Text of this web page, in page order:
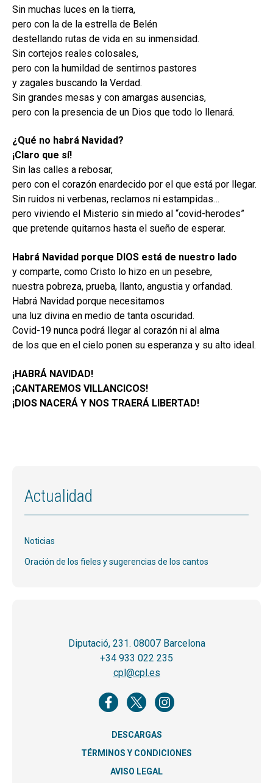
Sin muchas luces en la tierra,
pero con la de la estrella de Belén
destellando rutas de vida en su inmensidad.
Sin cortejos reales colosales,
pero con la humildad de sentirnos pastores
y zagales buscando la Verdad.
Sin grandes mesas y con amargas ausencias,
pero con la presencia de un Dios que todo lo llenará.
¿Qué no habrá Navidad?
¡Claro que sí!
Sin las calles a rebosar,
pero con el corazón enardecido por el que está por llegar.
Sin ruidos ni verbenas, reclamos ni estampidas…
pero viviendo el Misterio sin miedo al “covid-herodes”
que pretende quitarnos hasta el sueño de esperar.
Habrá Navidad porque DIOS está de nuestro lado
y comparte, como Cristo lo hizo en un pesebre,
nuestra pobreza, prueba, llanto, angustia y orfandad.
Habrá Navidad porque necesitamos
una luz divina en medio de tanta oscuridad.
Covid-19 nunca podrá llegar al corazón ni al alma
de los que en el cielo ponen su esperanza y su alto ideal.
¡HABRÁ NAVIDAD!
¡CANTAREMOS VILLANCICOS!
¡DIOS NACERÁ Y NOS TRAERÁ LIBERTAD!
Actualidad
Noticias
Oración de los fieles y sugerencias de los cantos
Diputació, 231. 08007 Barcelona
+34 933 022 235
cpl@cpl.es
DESCARGAS
TÉRMINOS Y CONDICIONES
AVISO LEGAL